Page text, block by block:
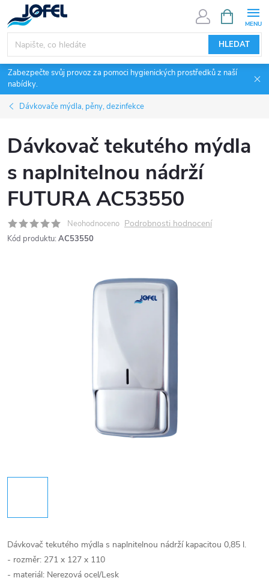
na
obsah
HLEDAT
NÁKUPNÍ
KOŠÍK
Zabezpečte svůj provoz za pomoci hygienických prostředků z naší
nabídky.
Dávkovače mýdla, pěny, dezinfekce
Dávkovač tekutého mýdla
s naplnitelnou nádrží
FUTURA AC53550
Neohodnoceno Podrobnosti hodnocení
Kód produktu: AC53550
Dávkovač tekutého mýdla s naplnitelnou nádrží kapacitou 0,85 l.
- rozměr: 271 x 127 x 110
- materiál: Nerezová ocel/Lesk